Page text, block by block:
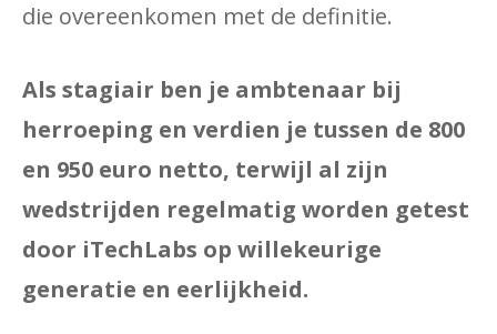
die overeenkomen met de definitie.
Als stagiair ben je ambtenaar bij
herroeping en verdien je tussen de 800
en 950 euro netto, terwijl al zijn
wedstrijden regelmatig worden getest
door iTechLabs op willekeurige
generatie en eerlijkheid.